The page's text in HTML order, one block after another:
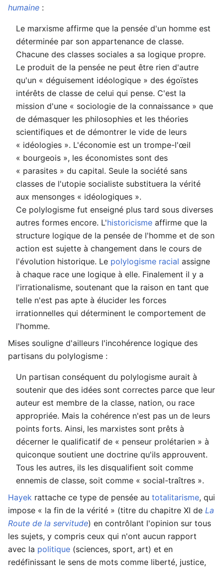
humaine :
Le marxisme affirme que la pensée d'un homme est
déterminée par son appartenance de classe.
Chacune des classes sociales a sa logique propre.
Le produit de la pensée ne peut être rien d'autre
qu'un « déguisement idéologique » des égoïstes
intérêts de classe de celui qui pense. C'est la
mission d'une « sociologie de la connaissance » que
de démasquer les philosophies et les théories
scientifiques et de démontrer le vide de leurs
« idéologies ». L'économie est un trompe-l'œil
« bourgeois », les économistes sont des
« parasites » du capital. Seule la société sans
classes de l'utopie socialiste substituera la vérité
aux mensonges « idéologiques ».
Ce polylogisme fut enseigné plus tard sous diverses
autres formes encore. L'historicisme affirme que la
structure logique de la pensée de l'homme et de son
action est sujette à changement dans le cours de
l'évolution historique. Le polylogisme racial assigne
à chaque race une logique à elle. Finalement il y a
l'irrationalisme, soutenant que la raison en tant que
telle n'est pas apte à élucider les forces
irrationnelles qui déterminent le comportement de
l'homme.
Mises souligne d'ailleurs l'incohérence logique des
partisans du polylogisme :
Un partisan conséquent du polylogisme aurait à
soutenir que des idées sont correctes parce que leur
auteur est membre de la classe, nation, ou race
appropriée. Mais la cohérence n'est pas un de leurs
points forts. Ainsi, les marxistes sont prêts à
décerner le qualificatif de « penseur prolétarien » à
quiconque soutient une doctrine qu'ils approuvent.
Tous les autres, ils les disqualifient soit comme
ennemis de classe, soit comme « social-traîtres ».
Hayek rattache ce type de pensée au totalitarisme, qui
impose « la fin de la vérité » (titre du chapitre XI de La
Route de la servitude) en contrôlant l'opinion sur tous
les sujets, y compris ceux qui n'ont aucun rapport
avec la politique (sciences, sport, art) et en
redéfinissant le sens de mots comme liberté, justice,